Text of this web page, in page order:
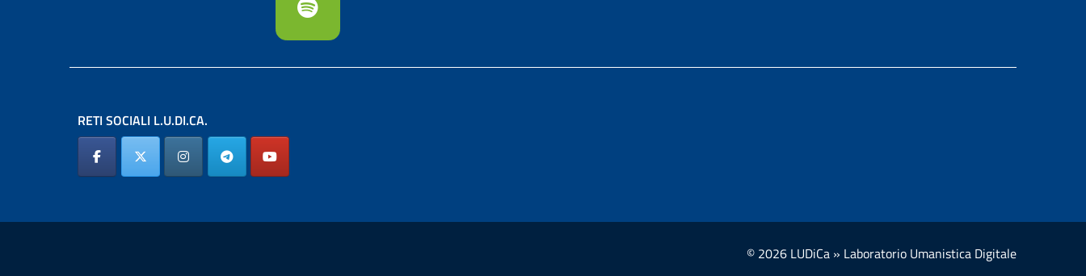
RETI SOCIALI L.U.DI.CA.
© 2026 LUDiCa » Laboratorio Umanistica Digitale